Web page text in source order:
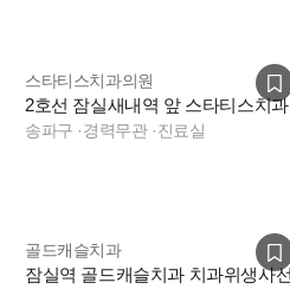
스타티스치과의원
2호선 잠실새내역 앞 스타티스치과
송파구 ·경력무관·진료실
골드캐슬치과
잠실역 골드캐슬치과 치과위생사선